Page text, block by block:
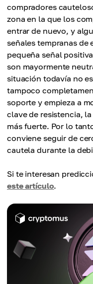
compradores
zona en la que los
entrar de nuevo, y
señales tempranas de
pequeña señal
son mayormente
situación todavía no
tampoco
soporte y empieza a
clave de resistencia,
más fuerte. Por lo
conviene seguir de
cautela durante la
Si te interesan
este artículo.